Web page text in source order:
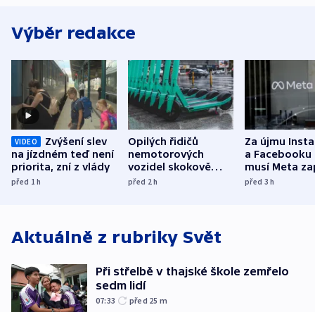
Výběr redakce
VIDEO
Zvýšení slev
na jízdném teď není
priorita, zní z vlády
před 1h
Opilých řidičů
nemotorových
vozidel skokově
přibylo, nejvíc ve
před 2h
Za újmu
a
musí Meta
půl miliardy
před 3h
Aktuálně z rubriky Svět
Při střelbě v thajské škole zemřelo
sedm lidí
07:33 před 25 m